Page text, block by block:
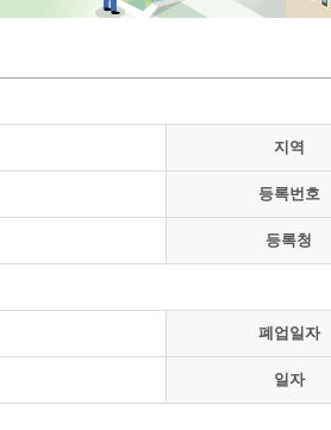
지역
등록번호
등록청
폐업일자
일자